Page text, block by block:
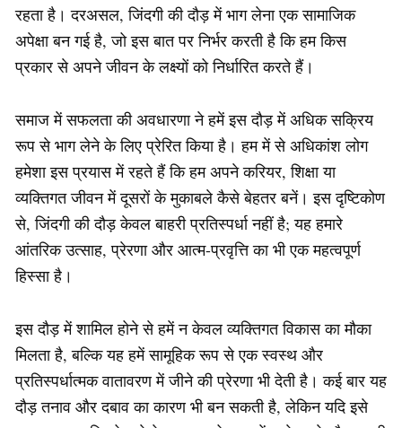
रहता है। दरअसल, जिंदगी की दौड़ में भाग लेना एक सामाजिक
अपेक्षा बन गई है, जो इस बात पर निर्भर करती है कि हम किस
प्रकार से अपने जीवन के लक्ष्यों को निर्धारित करते हैं।
समाज में सफलता की अवधारणा ने हमें इस दौड़ में अधिक सक्रिय
रूप से भाग लेने के लिए प्रेरित किया है। हम में से अधिकांश लोग
हमेशा इस प्रयास में रहते हैं कि हम अपने करियर, शिक्षा या
व्यक्तिगत जीवन में दूसरों के मुकाबले कैसे बेहतर बनें। इस दृष्टिकोण
से, जिंदगी की दौड़ केवल बाहरी प्रतिस्पर्धा नहीं है; यह हमारे
आंतरिक उत्साह, प्रेरणा और आत्म-प्रवृत्ति का भी एक महत्वपूर्ण
हिस्सा है।
इस दौड़ में शामिल होने से हमें न केवल व्यक्तिगत विकास का मौका
मिलता है, बल्कि यह हमें सामूहिक रूप से एक स्वस्थ और
प्रतिस्पर्धात्मक वातावरण में जीने की प्रेरणा भी देती है। कई बार यह
दौड़ तनाव और दबाव का कारण भी बन सकती है, लेकिन यदि इसे